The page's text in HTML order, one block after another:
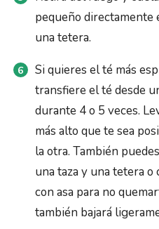
pequeño directamente
una tetera.
Si quieres el té más
transfiere el té desde
durante 4 o 5 veces.
más alto que te sea
la otra. También
una taza y una tetera
con asa para no
también bajará